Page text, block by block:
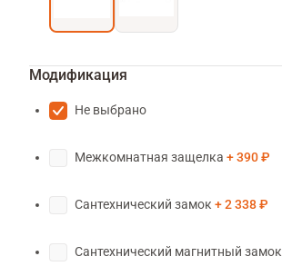
Модификация
Не выбрано
Межкомнатная защелка 390 ₽
Сантехнический замок 2 338 ₽
Сантехнический магнитный замок